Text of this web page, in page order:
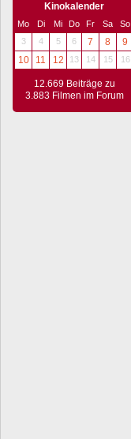
Kinokalender
Mo Di Mi Do Fr Sa
So
3
4 5 6 7 8
9
10
11 12 13 14 15 16
12.669 Beiträge zu
3.883 Filmen im Forum